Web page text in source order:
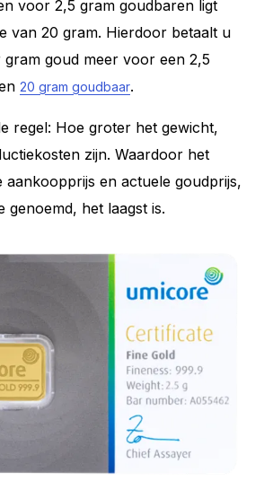
voor 2,5 gram goudbaren ligt
van 20 gram. Hierdoor betaalt u
goud meer voor een 2,5
20 gram goudbaar.
regel: Hoe groter het gewicht,
zijn. Waardoor het
aankoopprijs en actuele goudprijs,
genoemd, het laagst is.